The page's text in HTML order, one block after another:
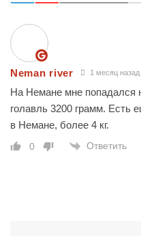
Neman river 1 месяц назад
На Немане мне попадался
голавль 3200 грамм. Есть
в Немане, более 4 кг.
0 Ответить